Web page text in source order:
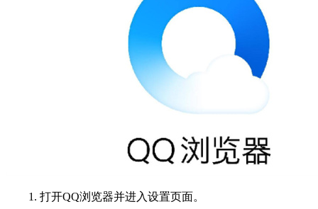
1. 打开QQ浏览器并进入设置页面。